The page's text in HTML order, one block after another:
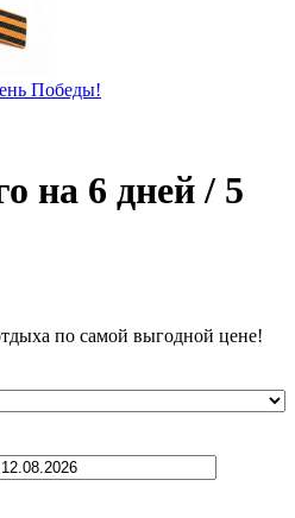
Победы!
на 6 дней / 5
по самой выгодной цене!